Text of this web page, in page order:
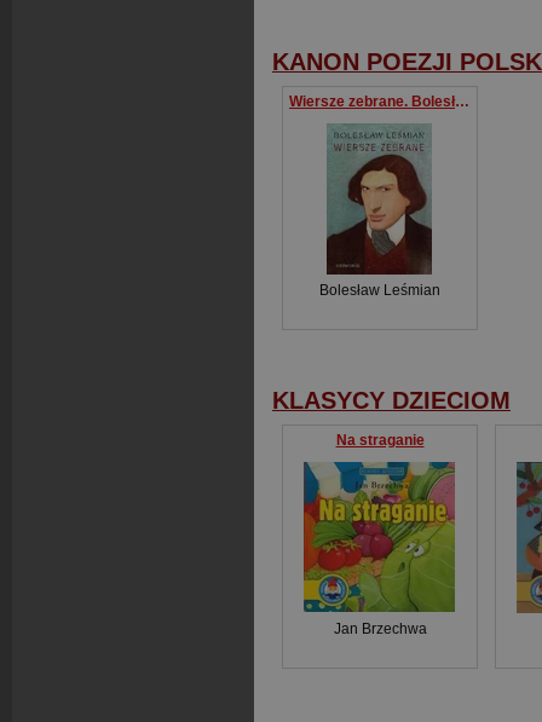
KANON POEZJI
Wiersze zebrane. Bolesław Leśmian. Kanon poezji polskiej
Bolesław Leśmian
KLASYCY DZIECIOM
Na straganie
Jan Brzechwa